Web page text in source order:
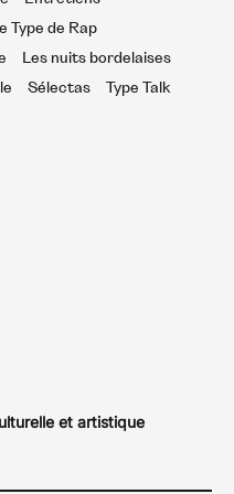
Type de Rap
Les nuits bordelaises
Sélectas Type Talk
et artistique